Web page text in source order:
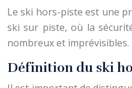
Le ski hors-piste est une
ski sur piste, où la
nombreux et
Définition du ski